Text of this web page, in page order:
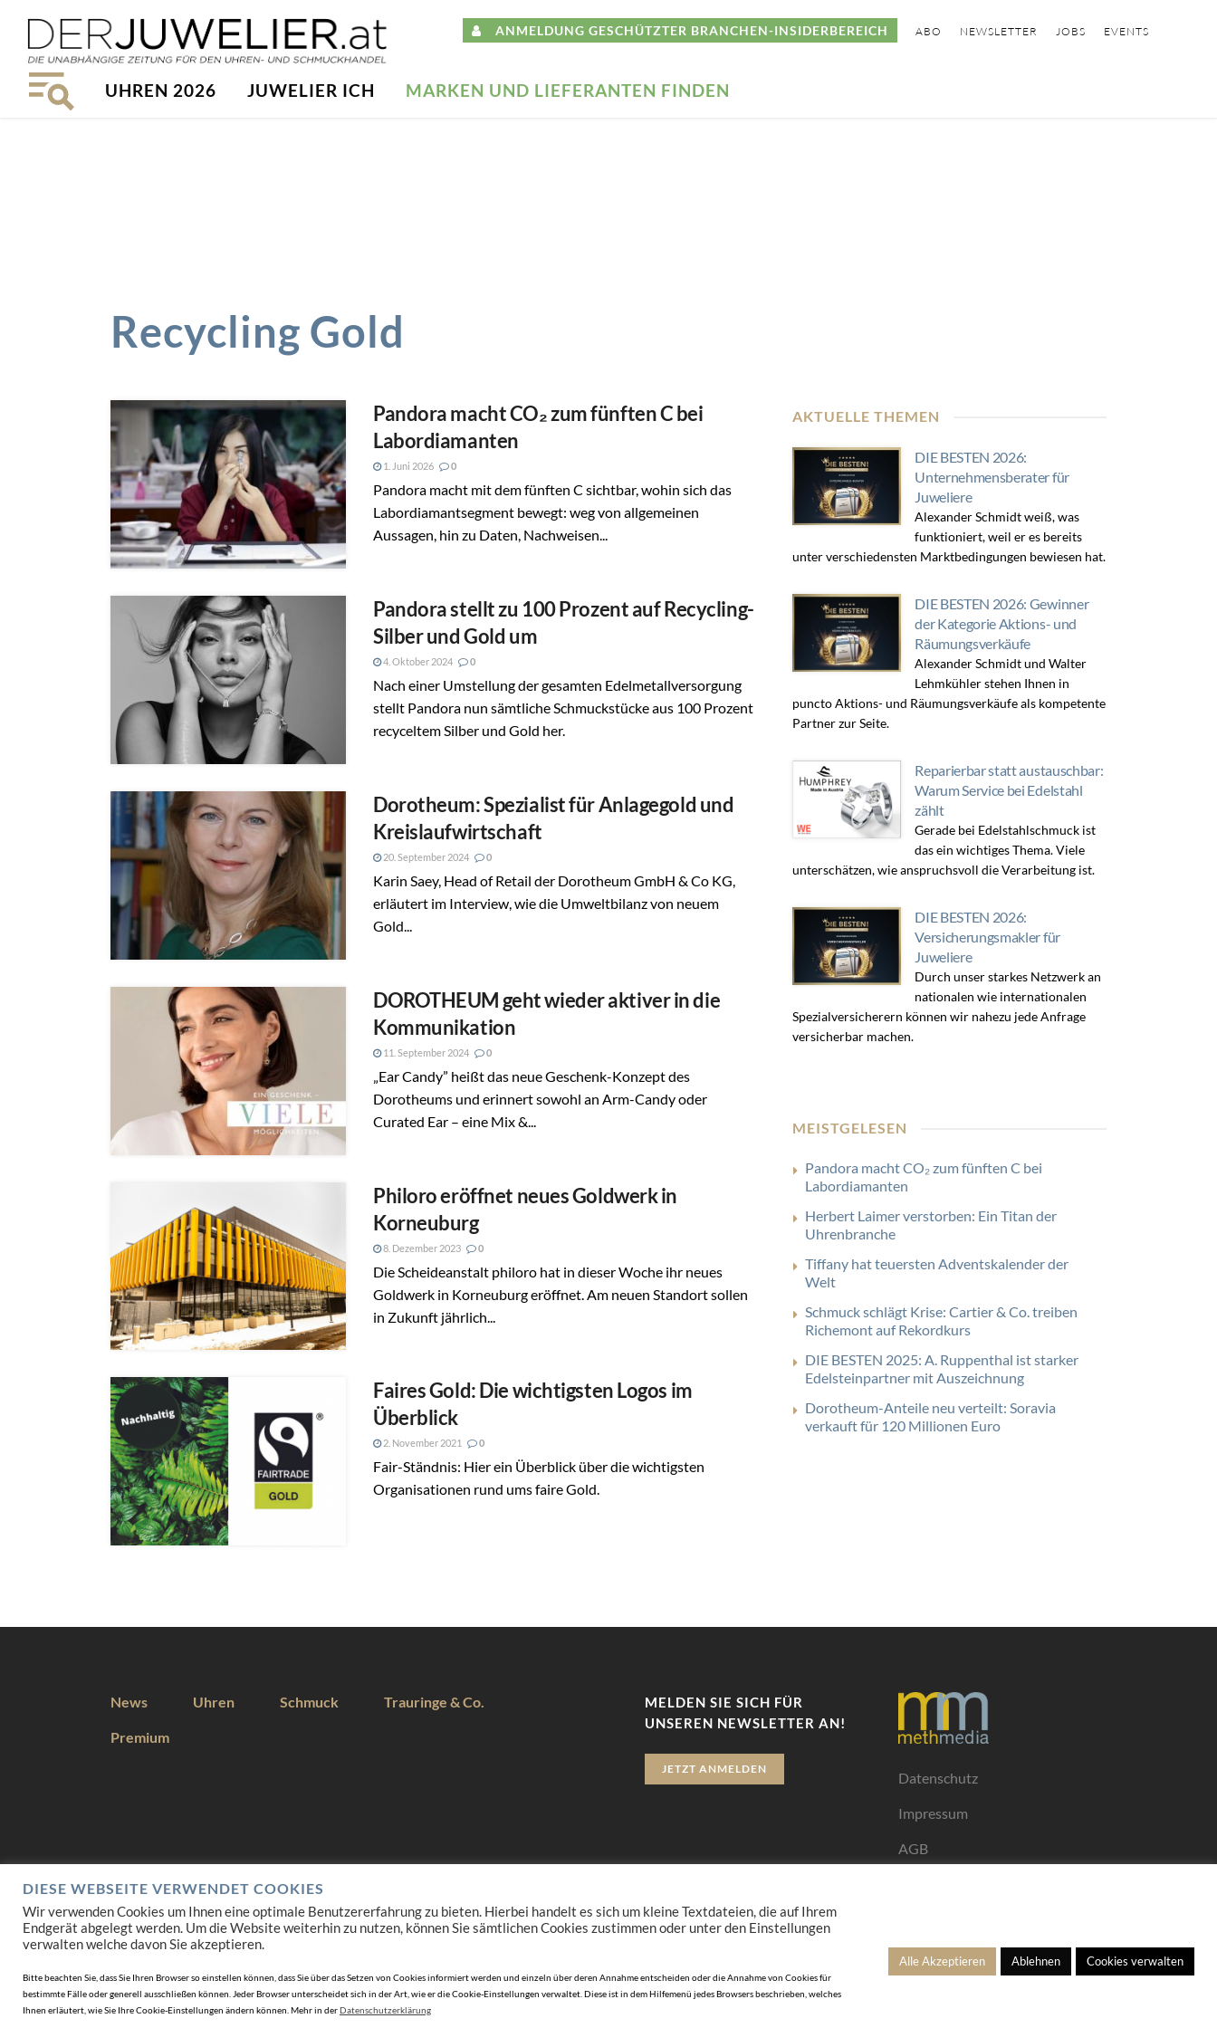
ANMELDUNG GESCHÜTZTER BRANCHEN-INSIDERBEREICH ABO NEWSLETTER JOBS EVENTS
UHREN 2026 JUWELIER ICH MARKEN UND LIEFERANTEN FINDEN
Recycling Gold
Pandora macht CO₂ zum fünften C bei
Labordiamanten
1. Juni 2026 0
Pandora macht mit dem fünften C sichtbar, wohin sich das
Labordiamantsegment bewegt: weg von allgemeinen
Aussagen, hin zu Daten, Nachweisen...
Pandora stellt zu 100 Prozent auf Recycling-
Silber und Gold um
4. Oktober 2024 0
Nach einer Umstellung der gesamten Edelmetallversorgung
stellt Pandora nun sämtliche Schmuckstücke aus 100 Prozent
recyceltem Silber und Gold her.
Dorotheum: Spezialist für Anlagegold und
Kreislaufwirtschaft
20. September 2024 0
Karin Saey, Head of Retail der Dorotheum GmbH & Co KG,
erläutert im Interview, wie die Umweltbilanz von neuem
Gold...
DOROTHEUM geht wieder aktiver in die
Kommunikation
11. September 2024 0
„Ear Candy” heißt das neue Geschenk-Konzept des
Dorotheums und erinnert sowohl an Arm-Candy oder
Curated Ear – eine Mix &...
Philoro eröffnet neues Goldwerk in
Korneuburg
8. Dezember 2023 0
Die Scheideanstalt philoro hat in dieser Woche ihr neues
Goldwerk in Korneuburg eröffnet. Am neuen Standort sollen
in Zukunft jährlich...
Faires Gold: Die wichtigsten Logos im
Überblick
2. November 2021 0
Fair-Ständnis: Hier ein Überblick über die wichtigsten
Organisationen rund ums faire Gold.
AKTUELLE THEMEN
DIE BESTEN 2026:
Unternehmensberater für
Juweliere
Alexander Schmidt weiß, was
funktioniert, weil er es bereits
unter verschiedensten Marktbedingungen bewiesen hat.
DIE BESTEN 2026: Gewinner
der Kategorie Aktions- und
Räumungsverkäufe
Alexander Schmidt und Walter
Lehmkühler stehen Ihnen in
puncto Aktions- und Räumungsverkäufe als kompetente
Partner zur Seite.
Reparierbar statt austauschbar:
Warum Service bei Edelstahl
zählt
Gerade bei Edelstahlschmuck ist
das ein wichtiges Thema. Viele
unterschätzen, wie anspruchsvoll die Verarbeitung ist.
DIE BESTEN 2026:
Versicherungsmakler für
Juweliere
Durch unser starkes Netzwerk an
nationalen wie internationalen
Spezialversicherern können wir nahezu jede Anfrage
versicherbar machen.
MEISTGELESEN
Pandora macht CO₂ zum fünften C bei
Labordiamanten
Herbert Laimer verstorben: Ein Titan der
Uhrenbranche
Tiffany hat teuersten Adventskalender der
Welt
Schmuck schlägt Krise: Cartier & Co. treiben
Richemont auf Rekordkurs
DIE BESTEN 2025: A. Ruppenthal ist starker
Edelsteinpartner mit Auszeichnung
Dorotheum-Anteile neu verteilt: Soravia
verkauft für 120 Millionen Euro
News Uhren Schmuck Trauringe & Co.
Premium
MELDEN SIE SICH FÜR
UNSEREN NEWSLETTER AN!
JETZT ANMELDEN
Datenschutz
Impressum
AGB
DIESE WEBSEITE VERWENDET COOKIES
Wir verwenden Cookies um Ihnen eine optimale Benutzererfahrung zu bieten. Hierbei handelt es sich um kleine Textdateien, die auf Ihrem
Endgerät abgelegt werden. Um die Website weiterhin zu nutzen, können Sie sämtlichen Cookies zustimmen oder unter den Einstellungen
verwalten welche davon Sie akzeptieren.
Bitte beachten Sie, dass Sie Ihren Browser so einstellen können, dass Sie über das Setzen von Cookies informiert werden und einzeln über deren Annahme entscheiden oder die Annahme von Cookies für
bestimmte Fälle oder generell ausschließen können. Jeder Browser unterscheidet sich in der Art, wie er die Cookie-Einstellungen verwaltet. Diese ist in dem Hilfemenü jedes Browsers beschrieben, welches
Ihnen erläutert, wie Sie Ihre Cookie-Einstellungen ändern können. Mehr in derDatenschutzerklärung
Alle Akzeptieren Ablehnen Cookies verwalten